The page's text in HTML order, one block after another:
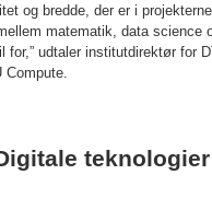
og bredde, der er i
matematik, data science
udtaler institutdirektør for
Compute.
teknologier